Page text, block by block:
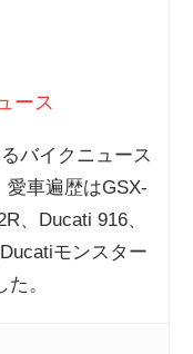
ース
バイクニュース
愛車遍歴はGSX-
、Ducati 916、
モンスター
。